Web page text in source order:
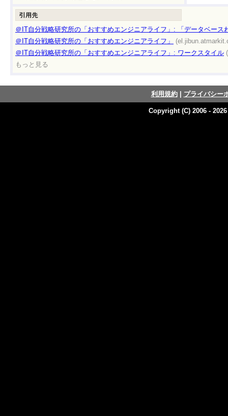
＠IT自分戦略研究所の「おすすめエンジニアライフ」: 「データベース
＠IT自分戦略研究所の「おすすめエンジニアライフ」
＠IT自分戦略研究所の「おすすめエンジニアライフ」: ワークスタイル
もっと見る
利用規約| プライバシー
Copyright (C) 2006 -